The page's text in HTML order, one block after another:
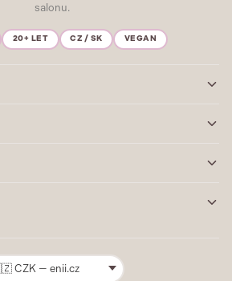
salonu.
20+ LET CZ / SK VEGAN